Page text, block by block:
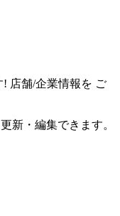
! 店舗/企業情報を ご
新・編集できます。